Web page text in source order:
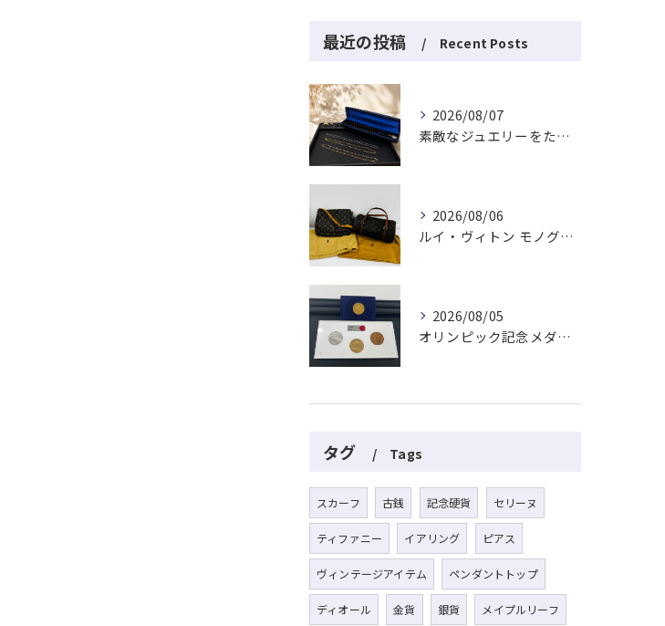
最近の投稿 Recent Posts
2026/08/07
素敵なジュエリーをたくさんお買取りさせていただきました✨
2026/08/06
ルイ・ヴィトン モノグラムバッグ2点をお買取させていただきました✨
2026/08/05
オリンピック記念メダルとメイプルリーフコインをお買取りさせていただきました🏅✨
タグ Tags
スカーフ 古銭 記念硬貨 セリーヌ
ティファニー イアリング ピアス
ヴィンテージアイテム ペンダントトップ
ディオール 金貨 銀貨 メイプルリーフ